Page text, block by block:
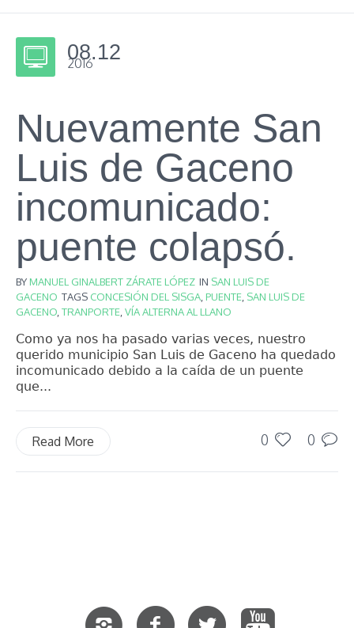
08.12
2016
Nuevamente San
Luis de Gaceno
incomunicado:
puente colapsó.
BYMANUEL GINALBERT ZÁRATE LÓPEZ IN SAN LUIS DE
GACENO TAGS CONCESIÓN DEL SISGA PUENTE SAN LUIS DE
GACENO TRANPORTE VÍA ALTERNA AL LLANO
Como ya nos ha pasado varias veces, nuestro
querido municipio San Luis de Gaceno ha quedado
incomunicado debido a la caída de un puente
que...
0 0
Read More